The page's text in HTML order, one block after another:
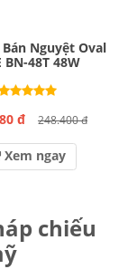
Nguyệt Oval
BN-48T 48W
đ 248.400 đ
Xem ngay
chiếu